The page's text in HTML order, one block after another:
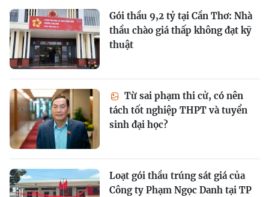
Gói thầu 9,2 tỷ tại Cần Thơ: Nhà
thầu chào giá thấp không đạt kỹ
thuật
Từ sai phạm thi cử, có nên
tách tốt nghiệp THPT và tuyển
sinh đại học?
Loạt gói thầu trúng sát giá của
Công ty Phạm Ngọc Danh tại TP